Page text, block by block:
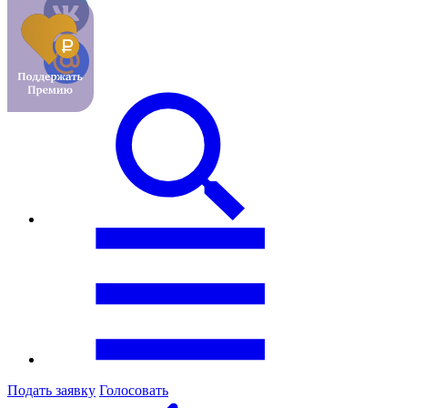
Подать заявку Голосовать